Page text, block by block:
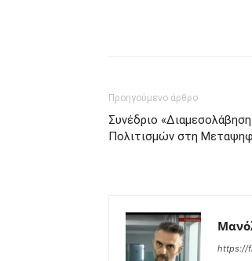
Προηγούμενο άρθρο
Συνέδριο
Πολιτισμών στη
https://